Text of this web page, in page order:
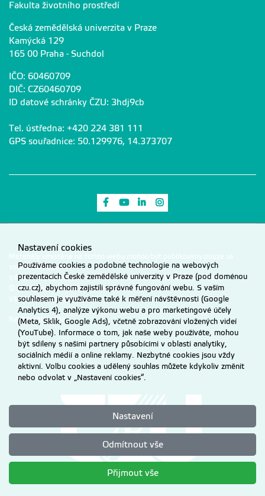
Fakulta životního prostředí
Česká zemědělská univerzita v Praze
Kamýcká 129
165 00 Praha - Suchdol
IČO: 60460709
DIČ: CZ60460709
ID datové schránky ČZU: 3hdj9cb
Tel. ústředna: +420 224 381 111
GPS souřadnice: 50.129976, 14.373707
Odkaz na Facebook
Odkaz na Youtube
Odkaz na LinkedIn
Materiály umístěné na tomto webu mohou být publikovány pouze se
souhlasem ČZU.
Informace o zpracování a ochraně osobních údajů na ČZU v Praze.
© 2026 Česká zemědělská univerzita v Praze
Všechna práva vyhrazena
Nastavení cookies
Nastavení cookies
Používáme cookies a podobné technologie na webových
prezentacích České zemědělské univerzity v Praze (pod doménou
czu.cz), abychom zajistili správné fungování webu. S vaším
souhlasem je využíváme také k měření návštěvnosti (Google
Analytics 4), analýze výkonu webu a pro marketingové účely
(Meta, Sklik, Google Ads), včetně zobrazování vložených videí
(YouTube). Informace o tom, jak naše weby používáte, mohou
být sdíleny s našimi partnery působícími v oblasti analytiky,
sociálních médií a online reklamy. Nezbytné cookies jsou vždy
aktivní. Volbu cookies a udělený souhlas můžete kdykoliv změnit
nebo odvolat v „Nastavení cookies“.
Nastavení
Odmítnout vše
Přijmout vše